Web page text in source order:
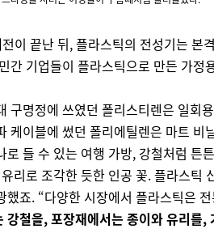
이 끝난 뒤, 플라스틱의 전성기는 본
간 기업들이 플라스틱으로 만든 가정
구명정에 쓰였던 폴리스티렌은 일회
케이블에 썼던 폴리에틸렌은 마트
로 들 수 있는 여행 가방, 강철처럼 튼
리로 조각한 듯한 인공 꽃. 플라스틱
했죠. “다양한 시장에서 플라스틱은
강철을, 포장재에서는 종이와 유리를,